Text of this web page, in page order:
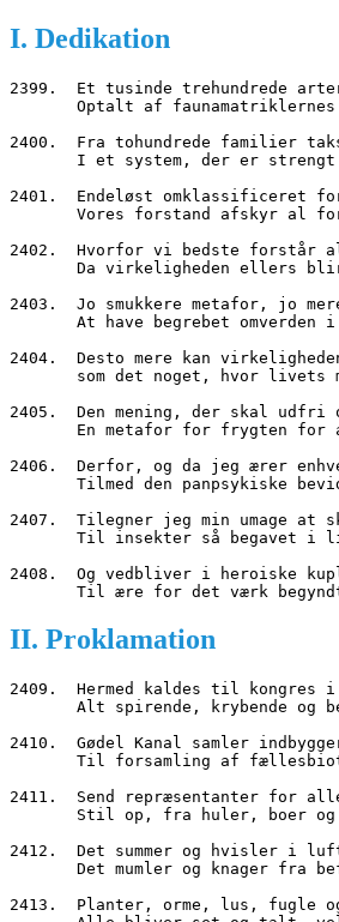
I. Dedikation
2399.  Et tusinde trehundrede
Optalt af
2400.  Fra tohundrede familier
I et system, der er
2401.  Endeløst omklassificeret
Vores forstand afskyr al
2402.  Hvorfor vi bedste forstår
Da virkeligheden ellers
2403.  Jo smukkere metafor, jo
At have begrebet omverden
2404.  Desto mere kan
som det noget, hvor
2405.  Den mening, der skal udfri
En metafor for frygten
2406.  Derfor, og da jeg ærer
Tilmed den panpsykiske
2407.  Tilegner jeg min umage at
Til insekter så begavet i
2408.  Og vedbliver i heroiske
Til ære for det værk
II. Proklamation
2409.  Hermed kaldes til
Alt spirende, krybende og
2410.  Gødel Kanal samler
Til forsamling af
2411.  Send repræsentanter for
Stil op, fra huler, boer
2412.  Det summer og hvisler i
Det mumler og knager fra
2413.  Planter, orme, lus, fugle